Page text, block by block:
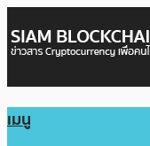
เมนู